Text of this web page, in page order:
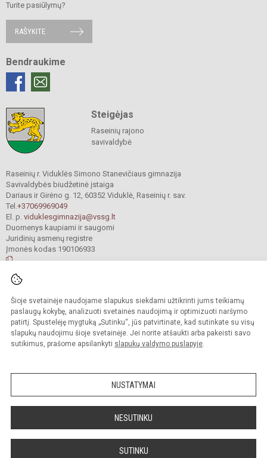
Šioje svetainėje naudojame slapukus siekdami užtikrinti jums teikiamų
paslaugų kokybę, analizuoti svetainės naudojimą ir optimizuoti naršymo
patirtį. Spustelėję mygtuką „Sutinku“, jūs patvirtinate, kad sutinkate su visų
slapukų naudojimu šioje svetainėje. Jei norite atšaukti arba pakeisti savo
sutikimus, prašome apsilankyti slapukų valdymo puslapyje.
NUSTATYMAI
NESUTINKU
SUTINKU
Turite pasiūlymų?
RAŠYKITE
Bendraukime
Steigėjas
Raseinių rajono
savivaldybė
Raseinių r. Viduklės Simono Stanevičiaus gimnazija
Savivaldybės biudžetinė įstaiga
Dariaus ir Girėno g. 12, 60352 Viduklė, Raseinių r. sav.
Tel.+37069969049
El. p. viduklesgimnazija@vssg.lt
Duomenys kaupiami ir saugomi
Juridinių asmenų registre
Įmonės kodas 190106933
saugomos.
Kopijuoti turinį be raštiško gimnazijos sutikimo griežtai draudžiama.
Prieinamumo paraiška Slapukų valdymas
Sumanus būdas atnaujinti